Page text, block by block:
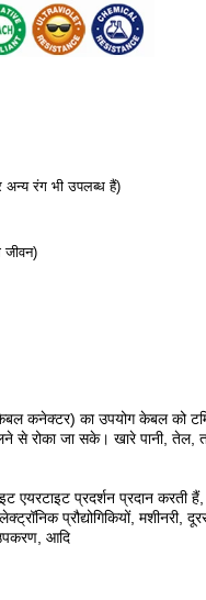
अन्य रंग भी उपलब्ध हैं)
जीवन)
कनेक्टर) का उपयोग केबल
से रोका जा सके। खारे पानी,
एयरटाइट प्रदर्शन प्रदान
प्रौद्योगिकियों, मशीनरी,
आदि